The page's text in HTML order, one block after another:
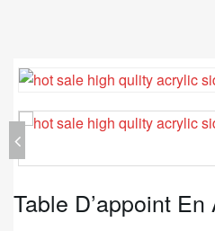
Table D’appoint